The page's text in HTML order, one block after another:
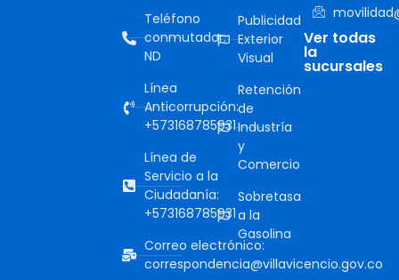
Teléfono
conmutador:
ND
Línea
Anticorrupción:
+573168785931
Línea de
Servicio a la
Ciudadanía:
+573168785931
Correo electrónico:
correspondencia@villavicencio.gov.co
Publicidad
Exterior
Visual
Retención
de
Industría
y
Comercio
Sobretasa
a la
Gasolina
Ver todas
la
sucursales